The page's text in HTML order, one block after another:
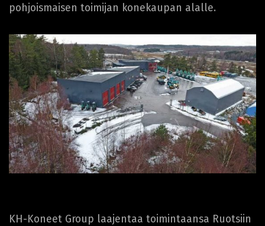
pohjoismaisen toimijan konekaupan alalle.
KH-Koneet Group laajentaa toimintaansa Ruotsiin